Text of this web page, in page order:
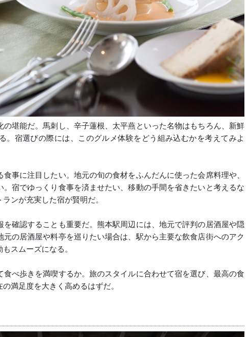
堪能だ。馬刺し、辛子蓮根、太平燕といった名物はもちろん、新鮮
。宿選びの際には、このグルメ体験をどう組み込むかを考えてみよ
事に注目したい。地元の旬の食材をふんだんに使った会席料理や、
。宿でゆっくり食事を済ませたい、移動の手間を省きたいと考えるな
ンが充実した宿が賢明だ。
を確認することも重要だ。熊本駅周辺には、地元で評判の居酒屋や隠
の居酒屋や料亭を巡りたい場合は、駅から主要な飲食店街へのアク
スムーズになる。
べ歩きを満喫するか。旅のスタイルに合わせて宿を選び、最高の食
満足度を大きく高めるはずだ。